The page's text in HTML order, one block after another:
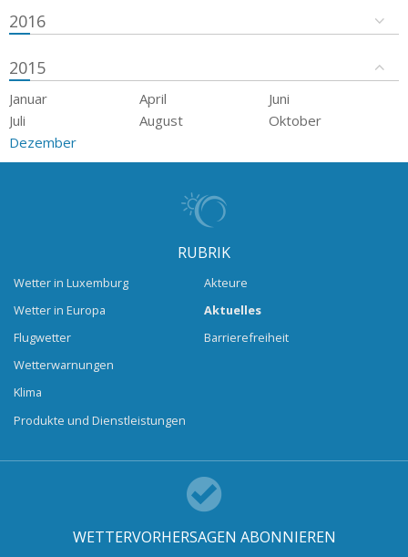
2016
2015
Januar April
Juni
Juli
August
Oktober
Dezember
RUBRIK
Wetter in Luxemburg
Wetter in Europa
Flugwetter
Wetterwarnungen
Klima
Produkte und Dienstleistungen
Akteure
Aktuelles
Barrierefreiheit
WETTERVORHERSAGEN ABONNIEREN